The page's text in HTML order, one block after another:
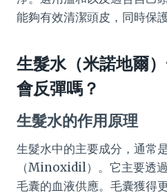
能夠有效清潔頭皮，同時保護
生髮水（米諾地爾
會反彈嗎？
生髮水的作用原理
生髮水中的主要成分，通常
（Minoxidil）。它主要透
毛囊的血液供應。毛囊獲得